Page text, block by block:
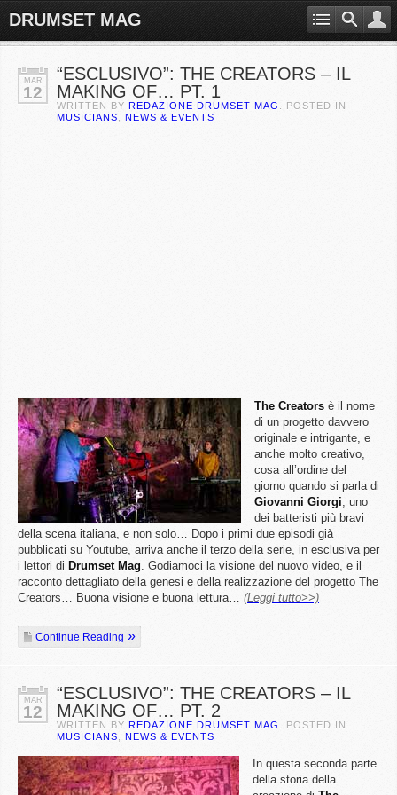
DRUMSET MAG
MAR
12
“ESCLUSIVO”: THE CREATORS – IL
MAKING OF… PT. 1
WRITTEN BY REDAZIONE DRUMSET MAG
. POSTED IN
MUSICIANS
NEWS & EVENTS
The Creators è il nome
di un progetto davvero
originale e intrigante, e
anche molto creativo,
cosa all’ordine del
giorno quando si parla di
Giovanni Giorgi, uno
dei batteristi più bravi
della scena italiana, e non solo… Dopo i primi due episodi già
pubblicati su Youtube, arriva anche il terzo della serie, in esclusiva per
i lettori di Drumset Mag. Godiamoci la visione del nuovo video, e il
racconto dettagliato della genesi e della realizzazione del progetto The
Creators… Buona visione e buona lettura… (Leggi tutto>>)
Continue Reading
MAR
12
“ESCLUSIVO”: THE CREATORS – IL
MAKING OF… PT. 2
WRITTEN BY REDAZIONE DRUMSET MAG
. POSTED IN
MUSICIANS
NEWS & EVENTS
In questa seconda parte
della storia della